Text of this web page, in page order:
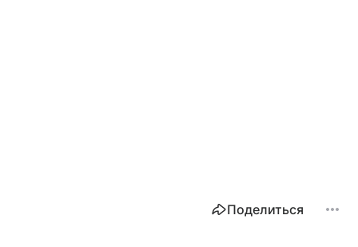
Поделиться